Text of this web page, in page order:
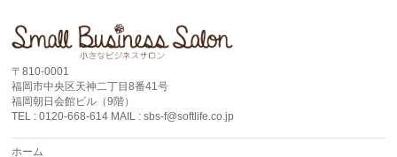
〒810-0001
福岡市中央区天神二丁目8番41号
福岡朝日会館ビル（9階）
TEL : 0120-668-614 MAIL : sbs-f@softlife.co.jp
ホーム